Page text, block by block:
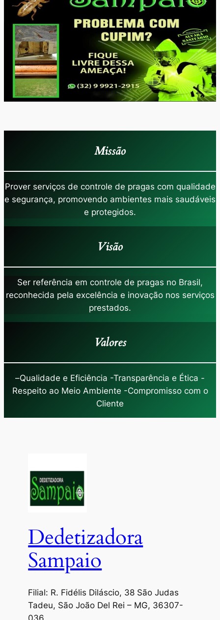
Missão
Prover serviços de controle de pragas com qualidade
e segurança, promovendo ambientes mais saudáveis
e protegidos.
Visão
Ser referência em controle de pragas no Brasil,
reconhecida pela excelência e inovação nos serviços
prestados.
Valores
–Qualidade e Eficiência -Transparência e Ética -
Respeito ao Meio Ambiente -Compromisso com o
Cliente
Dedetizadora
Sampaio
Filial: R. Fidélis Diláscio, 38 São Judas
Tadeu, São João Del Rei – MG, 36307-